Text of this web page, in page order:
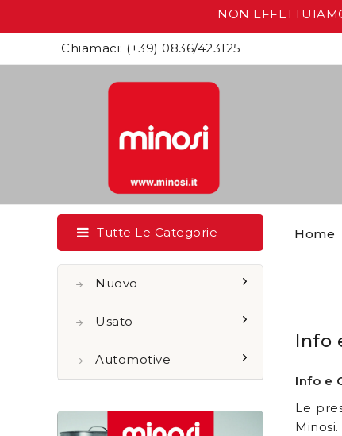
NON
Chiamaci: (+39) 0836/423125
Home
Tutte Le Categorie
Nuovo
Usato
Automotive
Info
Info e
Le